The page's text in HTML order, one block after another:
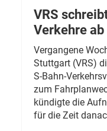
VRS
Verkehre
Vergangene
Stuttgart (VRS)
S-Bahn-
zum
kündigte die
für die Zeit